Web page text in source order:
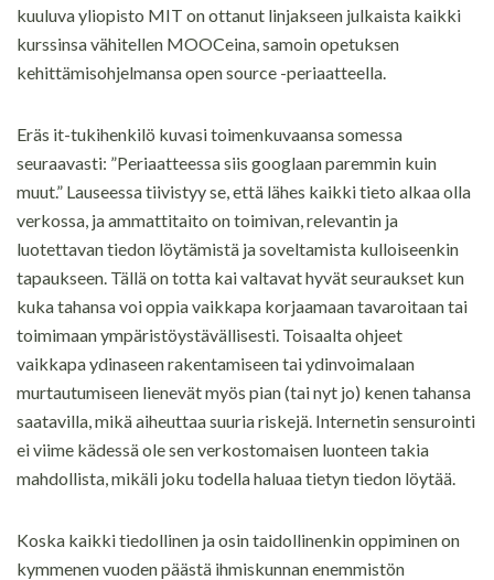
kuuluva yliopisto MIT on ottanut linjakseen julkaista kaikki
kurssinsa vähitellen MOOCeina, samoin opetuksen
kehittämisohjelmansa open source -periaatteella.
Eräs it-tukihenkilö kuvasi toimenkuvaansa somessa
seuraavasti: ”Periaatteessa siis googlaan paremmin kuin
muut.” Lauseessa tiivistyy se, että lähes kaikki tieto alkaa olla
verkossa, ja ammattitaito on toimivan, relevantin ja
luotettavan tiedon löytämistä ja soveltamista kulloiseenkin
tapaukseen. Tällä on totta kai valtavat hyvät seuraukset kun
kuka tahansa voi oppia vaikkapa korjaamaan tavaroitaan tai
toimimaan ympäristöystävällisesti. Toisaalta ohjeet
vaikkapa ydinaseen rakentamiseen tai ydinvoimalaan
murtautumiseen lienevät myös pian (tai nyt jo) kenen tahansa
saatavilla, mikä aiheuttaa suuria riskejä. Internetin sensurointi
ei viime kädessä ole sen verkostomaisen luonteen takia
mahdollista, mikäli joku todella haluaa tietyn tiedon löytää.
Koska kaikki tiedollinen ja osin taidollinenkin oppiminen on
kymmenen vuoden päästä ihmiskunnan enemmistön